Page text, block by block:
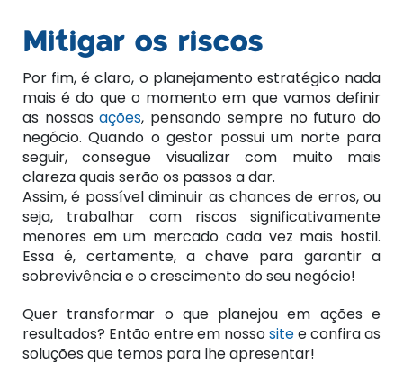
Mitigar os riscos
Por fim, é claro, o planejamento estratégico nada
mais é do que o momento em que vamos definir
as nossasações, pensando sempre no futuro do
negócio. Quando o gestor possui um norte para
seguir, consegue visualizar com muito mais
clareza quais serão os passos a dar.
Assim, é possível diminuir as chances de erros, ou
seja, trabalhar com riscos significativamente
menores em um mercado cada vez mais hostil.
Essa é, certamente, a chave para garantir a
sobrevivência e o crescimento do seu negócio!
Quer transformar o que planejou em ações e
resultados? Então entre em nossositee confira as
soluções que temos para lhe apresentar!